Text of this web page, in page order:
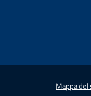
Mappa del